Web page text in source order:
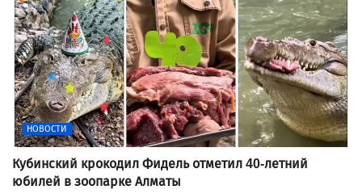
НОВОСТИ
Кубинский крокодил Фидель отметил 40-летний
юбилей в зоопарке Алматы